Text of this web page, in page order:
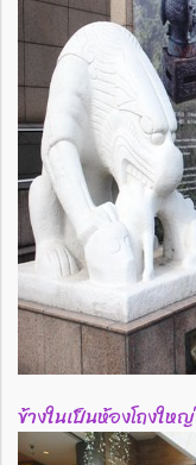
ข้างในเป็นห้องโถงใหญ่